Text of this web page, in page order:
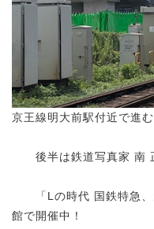
京王線明大前駅付近で進
後半は鉄道写真家 南
「Lの時代 国鉄特急、
館で開催中！